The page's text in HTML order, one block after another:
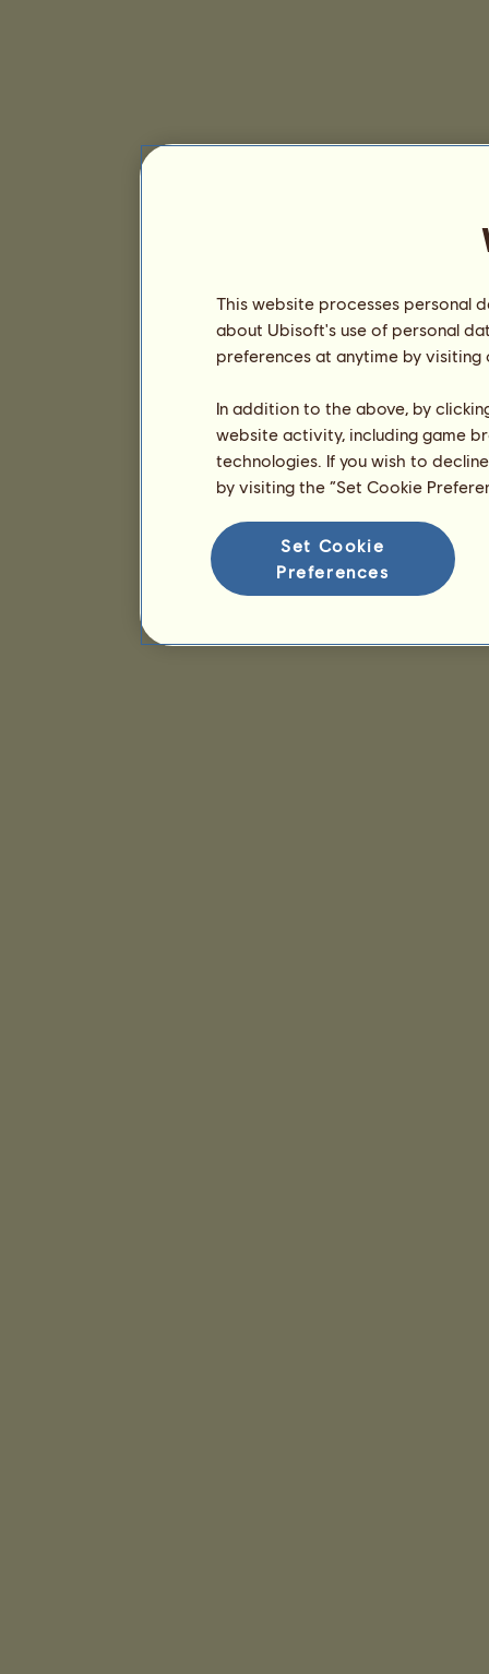
This website processes personal
about Ubisoft's use of personal
preferences at anytime by
In addition to the above, by
website activity, including game
technologies. If you wish to
by visiting the “Set Cookie
Set Cookie
Preferences